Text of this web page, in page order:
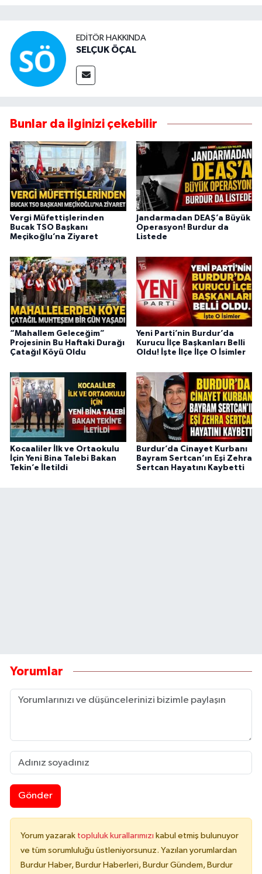
EDITÖR HAKKINDA
SELÇUK ÖÇAL
Bunlar da ilginizi çekebilir
Vergi Müfettişlerinden
Bucak TSO Başkanı
Meçikoğlu’na Ziyaret
Jandarmadan DEAŞ’a Büyük
Operasyon! Burdur da
Listede
“Mahallem Geleceğim”
Projesinin Bu Haftaki Durağı
Çatağıl Köyü Oldu
Yeni Parti’nin Burdur’da
Kurucu İlçe Başkanları Belli
Oldu! İşte İlçe İlçe O İsimler
Kocaaliler İlk ve Ortaokulu
İçin Yeni Bina Talebi Bakan
Tekin’e İletildi
Burdur’da Cinayet Kurbanı
Bayram Sertcan’ın Eşi Zehra
Sertcan Hayatını Kaybetti
Yorumlar
Gönder
Yorum yazarak topluluk kurallarımızı kabul etmiş bulunuyor
ve tüm sorumluluğu üstleniyorsunuz. Yazılan yorumlardan
Burdur Haber, Burdur Haberleri, Burdur Gündem, Burdur